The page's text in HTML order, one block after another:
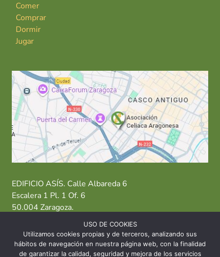
Comer
Comprar
Dormir
Jugar
EDIFICIO ASÍS. Calle Albareda 6
Escalera 1 Pl. 1 Of. 6
50.004 Zaragoza.
T: 976 484 949 M: 635 638 563
Sede Zaragoza·Sede Huesca· Sede Teruel
USO DE COOKIES
Utilizamos cookies propias y de terceros, analizando sus
hábitos de navegación en nuestra página web, con la finalidad
de garantizar la calidad, seguridad y mejora de los servicios